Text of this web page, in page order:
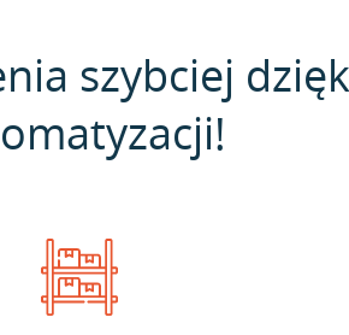
szybciej